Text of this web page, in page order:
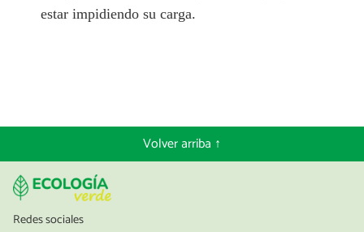
estar impidiendo su carga.
Volver arriba ↑
Redes sociales